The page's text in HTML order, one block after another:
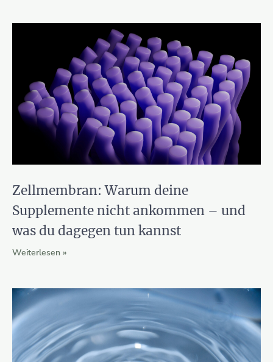
Zellmembran: Warum deine
Supplemente nicht ankommen – und
was du dagegen tun kannst
Weiterlesen »